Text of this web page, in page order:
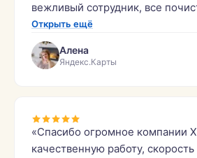
вежливый сотрудник, все
примерно 1,5 часа), убрал за
рекомендации. Диван выглядит
запах пописа убран, цена в
Открыть ещё
Алена
Яндекс.Карты
«Спасибо огромное компании
качественную работу,